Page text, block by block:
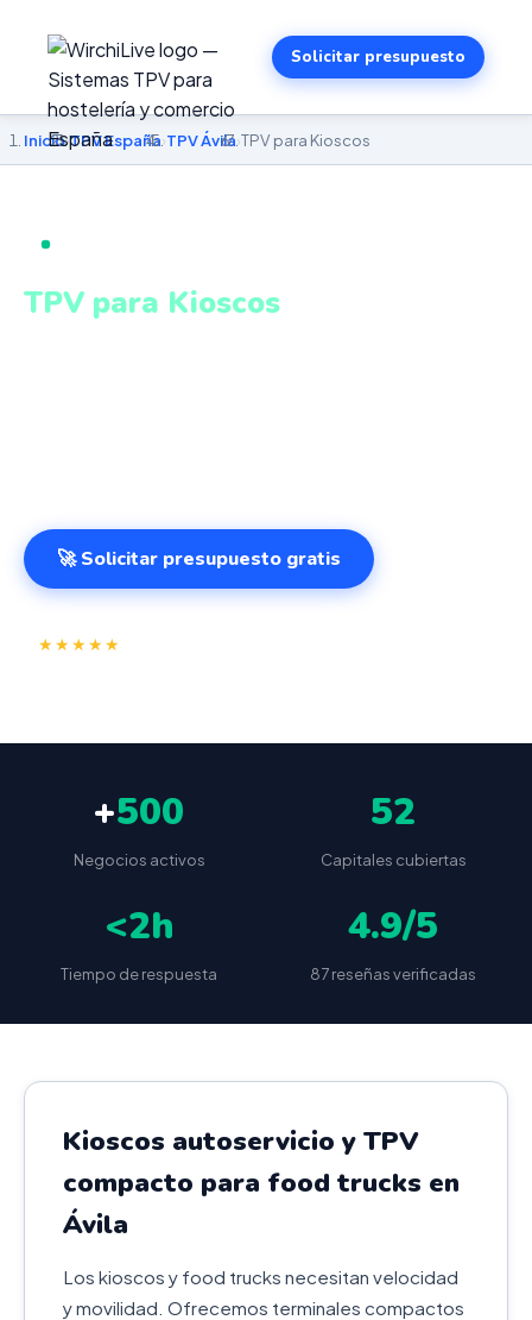
Solicitar presupuesto
Inicio›TPV España›TPV Ávila›TPV para Kioscos
TPV PARA KIOSCOS EN ÁVILA
TPV para Kioscos
🚀 Solicitar presupuesto gratis
★★★★★
+500
Negocios activos
52
Capitales cubiertas
<2h
Tiempo de respuesta
4.9/5
87 reseñas verificadas
Kioscos autoservicio y TPV
compacto para food trucks en
Ávila
Los kioscos y food trucks necesitan velocidad
y movilidad. Ofrecemos terminales compactos